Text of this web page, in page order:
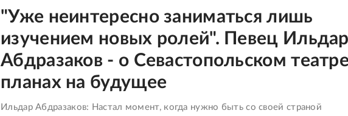
"Уже неинтересно заниматься лишь
изучением новых ролей". Певец Ильдар
Абдразаков - о Севастопольском
планах на будущее
Ильдар Абдразаков: Настал момент, когда нужно быть со своей страной